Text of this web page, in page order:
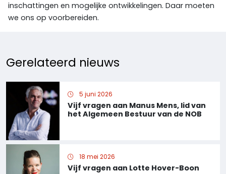
inschattingen en mogelijke ontwikkelingen. Daar moeten
we ons op voorbereiden.
Gerelateerd nieuws
Vijf vragen aan Manus Mens, lid van
het Algemeen Bestuur van de NOB
5 juni 2026
Vijf vragen aan Lotte Hover-Boon
18 mei 2026